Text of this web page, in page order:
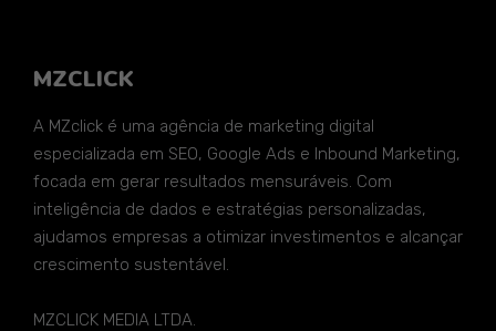
MZCLICK
A MZclick é uma agência de marketing digital
especializada em SEO, Google Ads e Inbound Marketing,
focada em gerar resultados mensuráveis. Com
inteligência de dados e estratégias personalizadas,
ajudamos empresas a otimizar investimentos e alcançar
crescimento sustentável.
MZCLICK MEDIA LTDA.